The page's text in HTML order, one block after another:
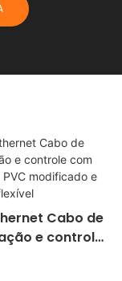
Cabo de
e controle